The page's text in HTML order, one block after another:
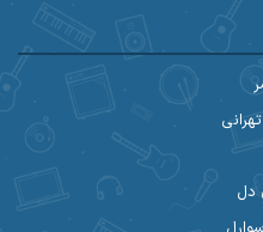
آوات یگانه
دل